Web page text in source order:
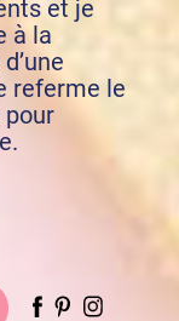
et je
à la
referme le
pour